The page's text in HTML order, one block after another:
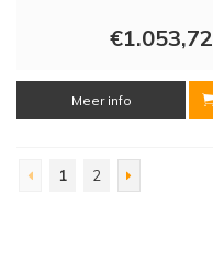
€1.053,72
Meer info
1 2